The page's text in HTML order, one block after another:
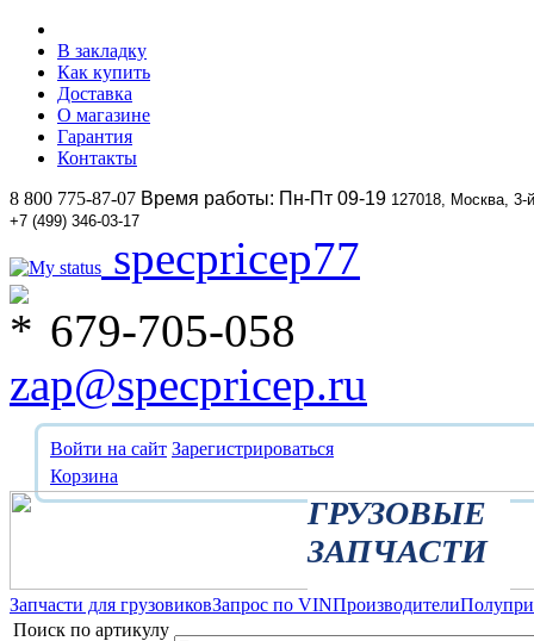
В закладку
Как купить
Доставка
О магазине
Гарантия
Контакты
8 800 775-87-07 Время работы: Пн-Пт 09-19 127018, Москва,
+7 (499) 346-03-17
specpricep77
679-705-058
zap@specpricep.ru
Войти на сайт Зарегистрироваться
Корзина
ГРУЗОВЫЕ
ЗАПЧАСТИ
Запчасти для грузовиковЗапрос по VINПроизводители
Поиск по артикулу